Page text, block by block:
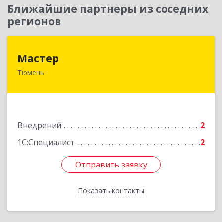
Ближайшие партнеры из соседних
регионов
Мастер
Тюмень
Внедрений
2
1С:Специалист
2
Отправить заявку
Показать контакты
625018, Тюменская обл, Тюмень г, Кремлевская
Отправить заявку
Назад